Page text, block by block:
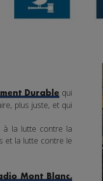
Durablequi
plus juste, et qui
à la lutte contre la
et la lutte contre le
Mont Blanc,